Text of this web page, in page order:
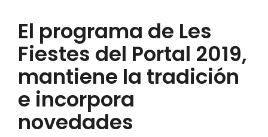
El programa de Les
Fiestes del Portal 2019,
mantiene la tradición
e incorpora
novedades